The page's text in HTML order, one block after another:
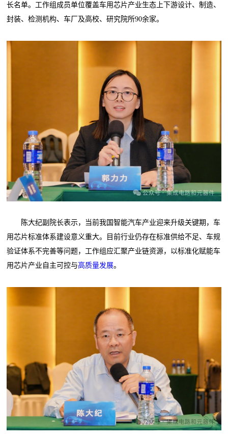
长名单。工作组成员单位覆盖车用芯片产业生态上下游设计、制造、
封装、检测机构、车厂及高校、研究院所90余家。
陈大纪副院长表示，当前我国智能汽车产业迎来升级关键期，车
用芯片标准体系建设意义重大。目前行业仍存在标准供给不足、车规
验证体系不完善等问题，工作组应汇聚产业链资源，以标准化赋能车
用芯片产业自主可控与高质量发展。